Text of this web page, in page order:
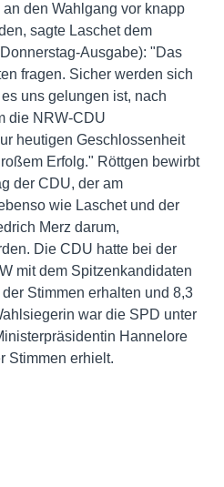
den Wahlgang vor knapp
sagte Laschet dem
Ausgabe): "Das
fragen. Sicher werden sich
uns gelungen ist, nach
die NRW-CDU
heutigen Geschlossenheit
Erfolg." Röttgen bewirbt
der CDU, der am
wie Laschet und der
Merz darum,
Die CDU hatte bei der
mit dem Spitzenkandidaten
Stimmen erhalten und 8,3
war die SPD unter
Hannelore
Stimmen erhielt.